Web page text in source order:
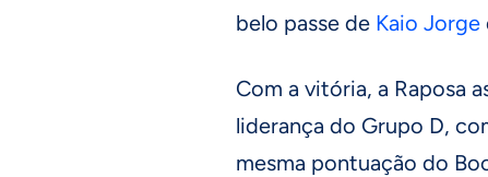
belo passe de Kaio Jorge
Com a vitória, a Raposa
liderança do Grupo D,
mesma pontuação do